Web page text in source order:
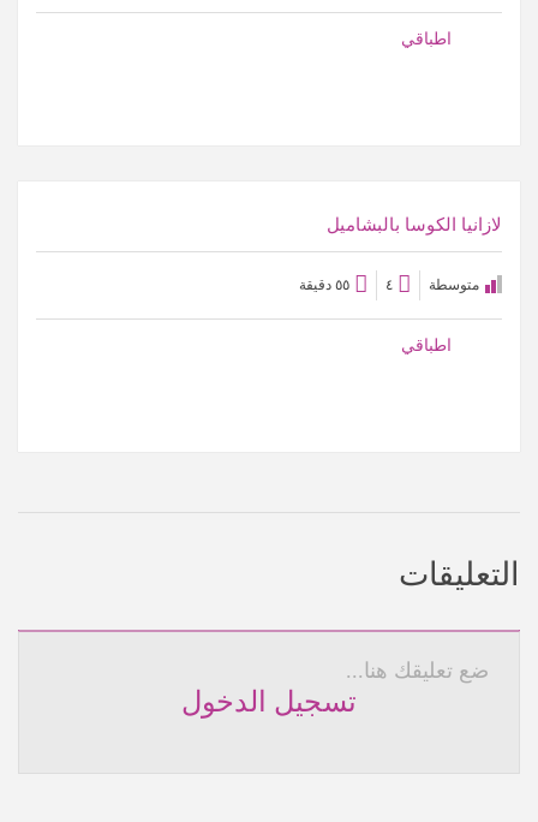
اطباقي
لازانيا الكوسا بالبشاميل
متوسطة
اطباقي
التعليقات
تسجيل الدخول
ضع تعليقك هنا...